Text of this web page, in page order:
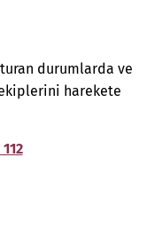
durumlarda ve
harekete